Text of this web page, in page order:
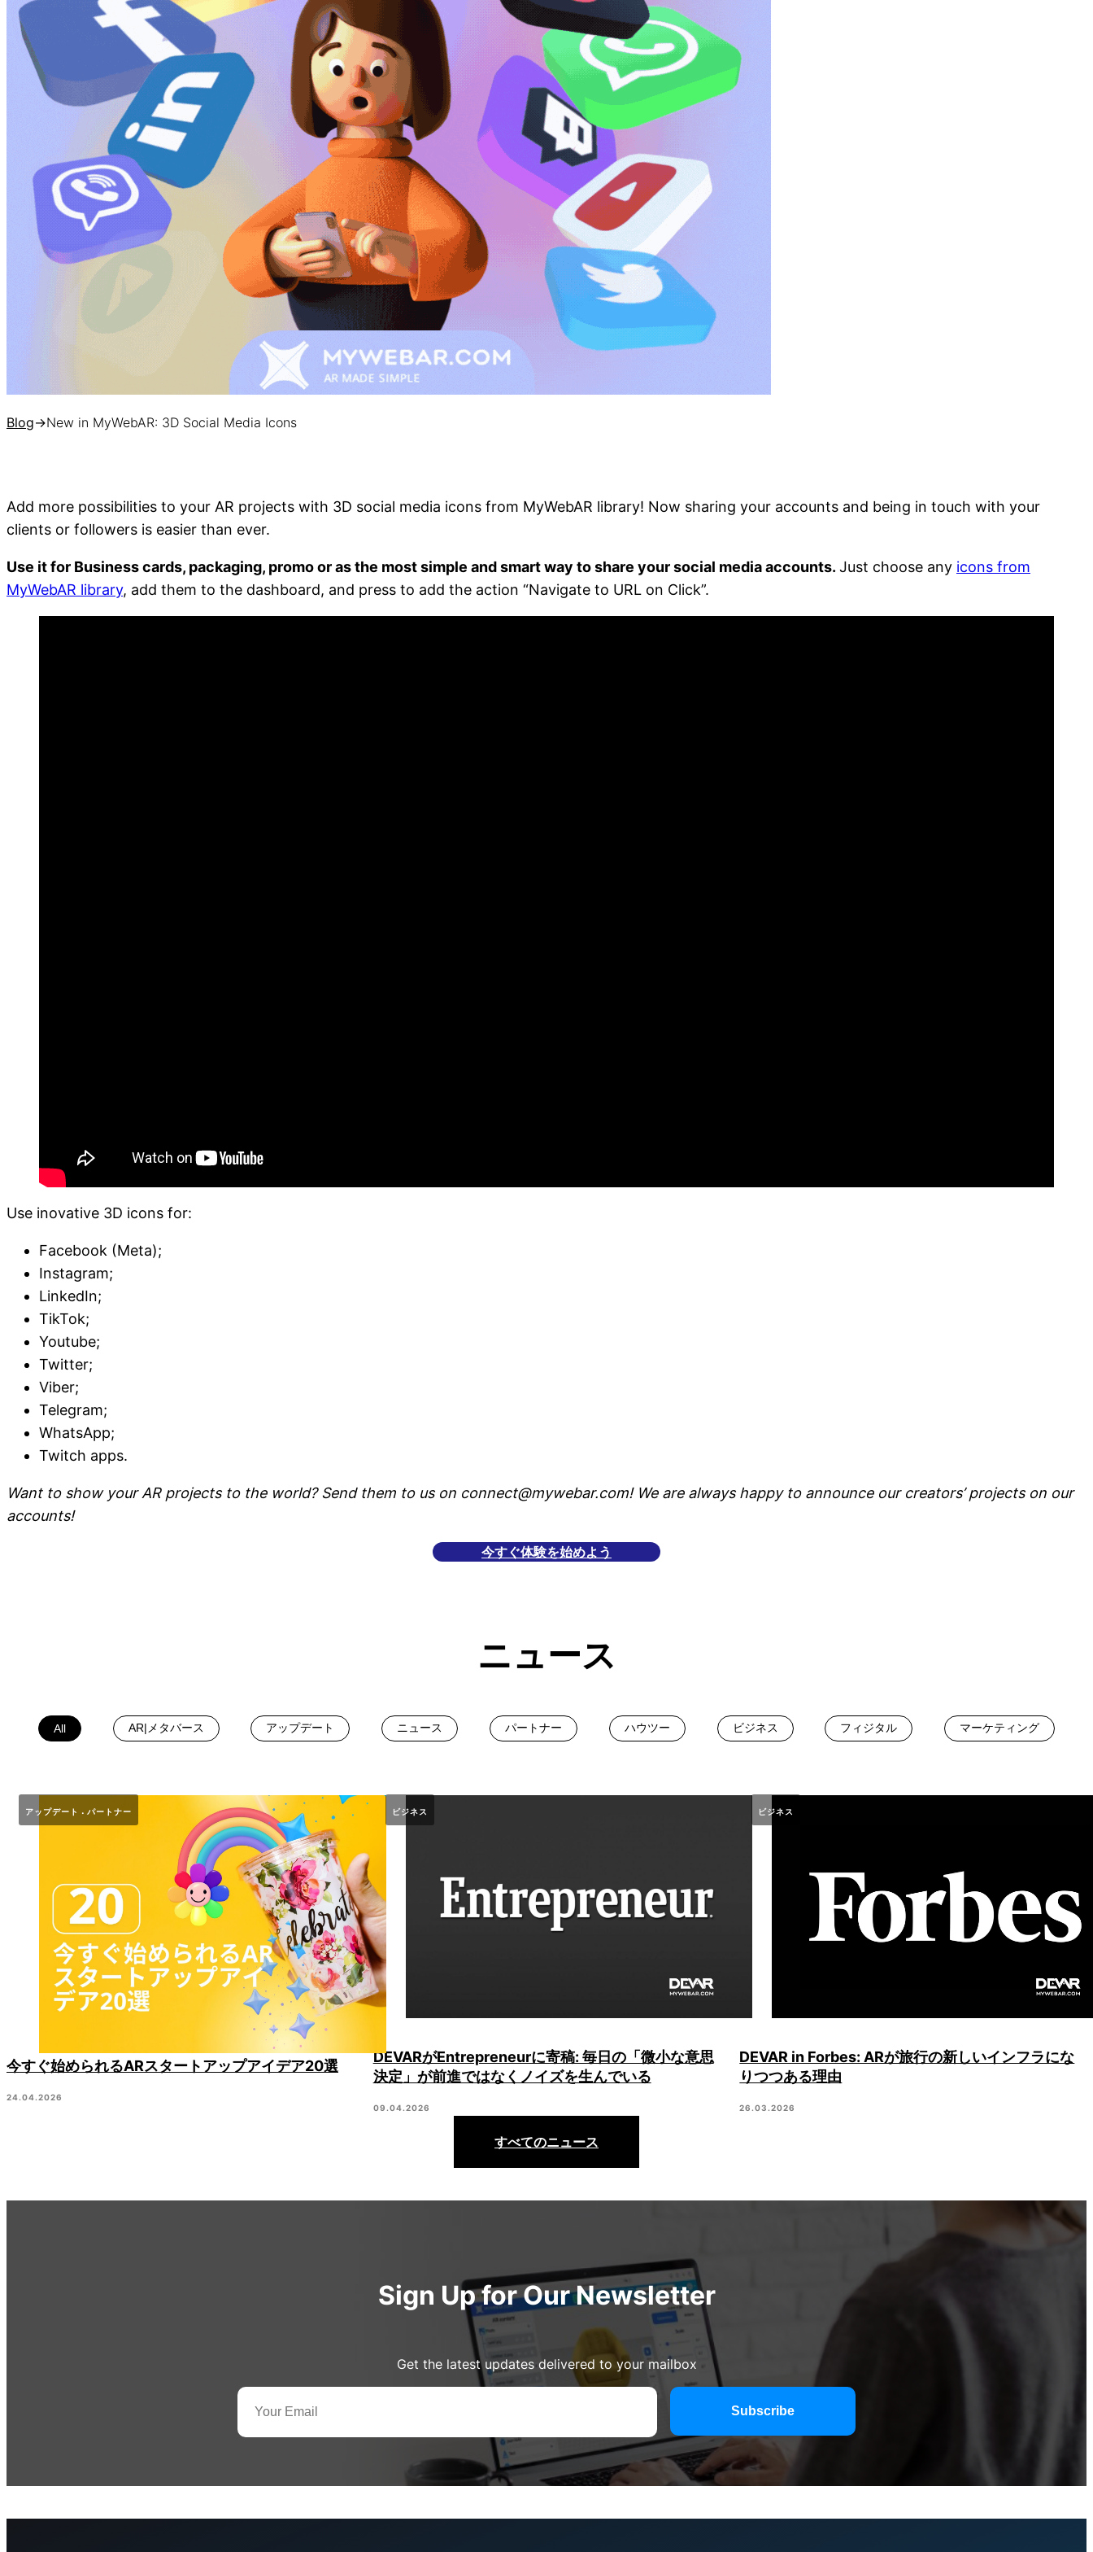
Blog→New in MyWebAR: 3D Social Media Icons
Add more possibilities to your AR projects with 3D social media icons from MyWebAR library! Now sharing your accounts and being in touch with your
clients or followers is easier than ever.
Use it for Business cards, packaging, promo or as the most simple and smart way to share your social media accounts. Just choose any icons from
MyWebAR library, add them to the dashboard, and press to add the action “Navigate to URL on Click”.
Use inovative 3D icons for:
Facebook (Meta);
Instagram;
LinkedIn;
TikTok;
Youtube;
Twitter;
Viber;
Telegram;
WhatsApp;
Twitch apps.
Want to show your AR projects to the world? Send them to us on connect@mywebar.com! We are always happy to announce our creators’ projects on our
accounts!
今すぐ体験を始めよう
ニュース
All AR|メタバース アップデート ニュース パートナー ハウツー ビジネス フィジタル マーケティング
アップデート パートナー
今すぐ始められるARスタートアップアイデア20選
24.04.2026
ビジネス
DEVARがEntrepreneurに寄稿: 毎日の「微小な意思
決定」が前進ではなくノイズを生んでいる
09.04.2026
ビジネス
DEVAR in Forbes: ARが旅行の新しいインフラにな
りつつある理由
26.03.2026
すべてのニュース
Sign Up for Our Newsletter
Get the latest updates delivered to your mailbox